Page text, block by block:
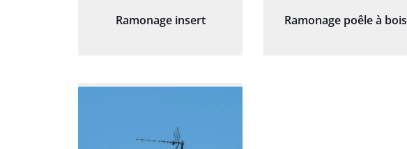
Ramonage insert Ramonage poêle à bois